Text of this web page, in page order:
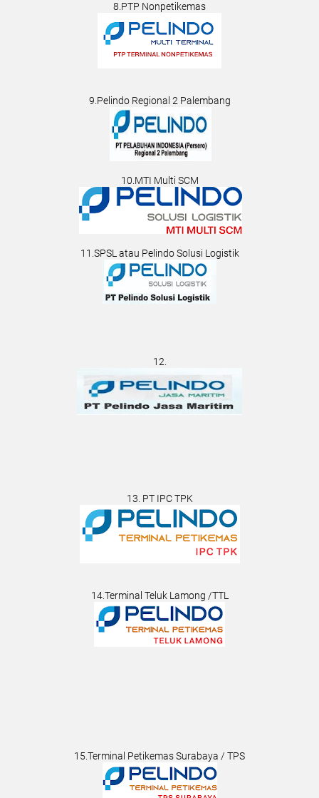
8.PTP Nonpetikemas
9.Pelindo Regional 2 Palembang
10.MTI Multi SCM
11.SPSL atau Pelindo Solusi Logistik
12.
13. PT IPC TPK
14.Terminal Teluk Lamong /TTL
15.Terminal Petikemas Surabaya / TPS